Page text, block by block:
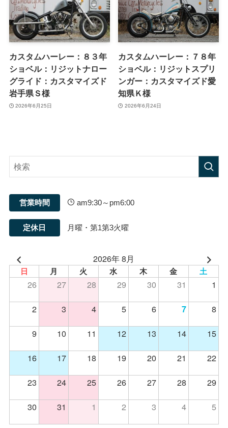
カスタムハーレー：８３年
ショベル：リジットナロー
グライド：カスタマイズド
岩手県Ｓ様
2026年6月25日
カスタムハーレー：７８年
ショベル：リジットスプリ
ンガー：カスタマイズド愛
知県Ｋ様
2026年6月24日
営業時間 am9:30～pm6:00
定休日 月曜・第1第3火曜
2026年 8月
日 月 火 水 木 金 土
26 27 28 29 30 31
1
2
3 4 5 6 7
8
9
10 11 12 13 14
15
16
17 18 19 20 21
22
23
24 25 26 27 28
29
30
31 1 2 3 4 5